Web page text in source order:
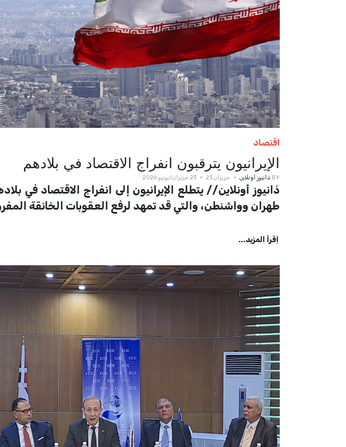
اقتصاد
الإيرانيون يترقبون انفراج الاقتصاد في بلادهم
BY ذانيوز اونلاين حزيران 23 23 حزيران/يونيو 2026
ذانيوز أونلاين// يتطلع الإيرانيون إلى انفراج الاقتصاد في
طهران وواشنطن، والتي قد تمهد لرفع العقوبات الخانقة
اِقرأ المزيد...